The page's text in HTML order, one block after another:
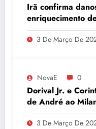
Irã confirma
enriquecimento
embaixador evita
quantidade de
3 De Março De
NovaE 0
Dorival Jr. e
de André ao
São Jorge
3 De Março De